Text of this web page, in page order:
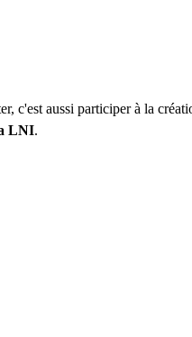
c'est aussi participer à la
LNI.